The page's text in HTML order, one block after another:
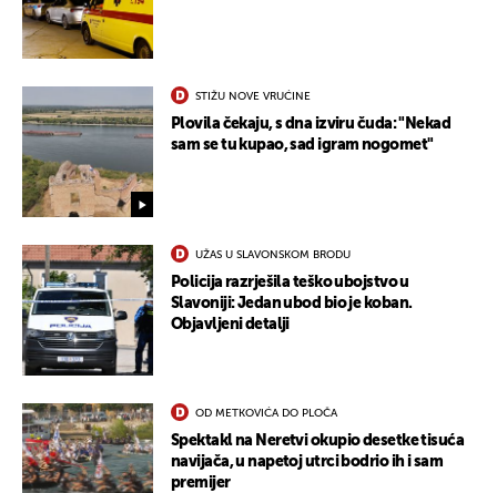
STIŽU NOVE VRUĆINE
Plovila čekaju, s dna izviru čuda: "Nekad
sam se tu kupao, sad igram nogomet"
UŽAS U SLAVONSKOM BRODU
Policija razrješila teško ubojstvo u
Slavoniji: Jedan ubod bio je koban.
Objavljeni detalji
OD METKOVIĆA DO PLOČA
Spektakl na Neretvi okupio desetke tisuća
navijača, u napetoj utrci bodrio ih i sam
premijer
UKLJUČITE NOTIFIKACIJE